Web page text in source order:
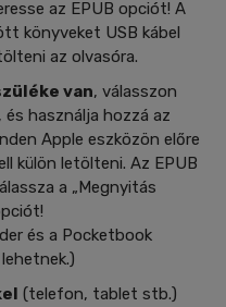
az EPUB opciót! A
könyveket USB kábel
az olvasóra.
van, válasszon
használja hozzá az
Apple eszközön előre
külön letölteni. Az EPUB
a „Megnyitás
és a Pocketbook
(telefon, tablet stb.)